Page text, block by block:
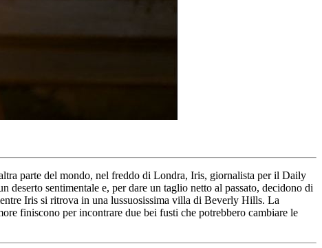
parte del mondo, nel freddo di Londra, Iris, giornalista per il Daily
sentimentale e, per dare un taglio netto al passato, decidono di
Iris si ritrova in una lussuosissima villa di Beverly Hills. La
finiscono per incontrare due bei fusti che potrebbero cambiare le